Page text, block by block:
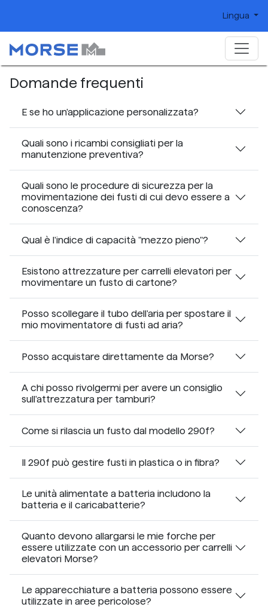
Lingua
Domande frequenti
E se ho un'applicazione personalizzata?
Quali sono i ricambi consigliati per la
manutenzione preventiva?
Quali sono le procedure di sicurezza per la
movimentazione dei fusti di cui devo essere a
conoscenza?
Qual è l'indice di capacità "mezzo pieno"?
Esistono attrezzature per carrelli elevatori per
movimentare un fusto di cartone?
Posso scollegare il tubo dell'aria per spostare il
mio movimentatore di fusti ad aria?
Posso acquistare direttamente da Morse?
A chi posso rivolgermi per avere un consiglio
sull'attrezzatura per tamburi?
Come si rilascia un fusto dal modello 290f?
Il 290f può gestire fusti in plastica o in fibra?
Le unità alimentate a batteria includono la
batteria e il caricabatterie?
Quanto devono allargarsi le mie forche per
essere utilizzate con un accessorio per carrelli
elevatori Morse?
Le apparecchiature a batteria possono essere
utilizzate in aree pericolose?